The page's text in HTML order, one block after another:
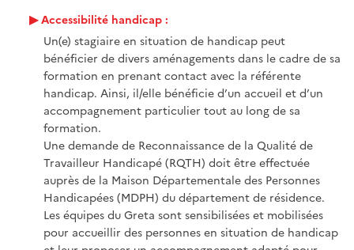
Accessibilité handicap :
Un(e) stagiaire en situation de handicap peut
bénéficier de divers aménagements dans le cadre de sa
formation en prenant contact avec la référente
handicap. Ainsi, il/elle bénéficie d’un accueil et d’un
accompagnement particulier tout au long de sa
formation.
Une demande de Reconnaissance de la Qualité de
Travailleur Handicapé (RQTH) doit être effectuée
auprès de la Maison Départementale des Personnes
Handicapées (MDPH) du département de résidence.
Les équipes du Greta sont sensibilisées et mobilisées
pour accueillir des personnes en situation de handicap